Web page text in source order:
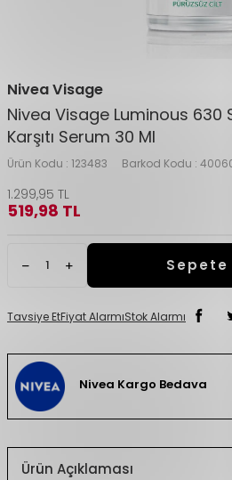
Nivea Visage
Nivea Visage Luminous 630
Karşıtı Serum 30 Ml
Ürün Kodu : 123483 Barkod Kodu :
1.299,95 TL
519,98 TL
Sepete
Tavsiye EtFiyat AlarmıStok Alarmı
Nivea Kargo Bedava
Ürün Açıklaması